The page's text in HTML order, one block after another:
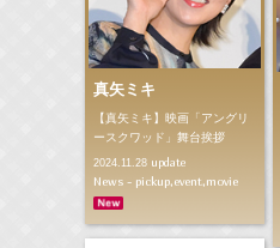
真矢ミキ
【真矢ミキ】映画「アングリ
ースクワッド」舞台挨拶
2024.11.28update
News - pickup,event,movie